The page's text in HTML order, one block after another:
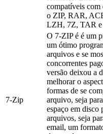
compatíveis com
o ZIP, RAR,
LZH, 7Z, TAR e
7-Zip
O 7-ZIP é é um
um ótimo
arquivos e se
concorrentes
versão deixou a
melhorar o
formas de se
arquivo, seja
espaço em disco
arquivos, seja
email, um